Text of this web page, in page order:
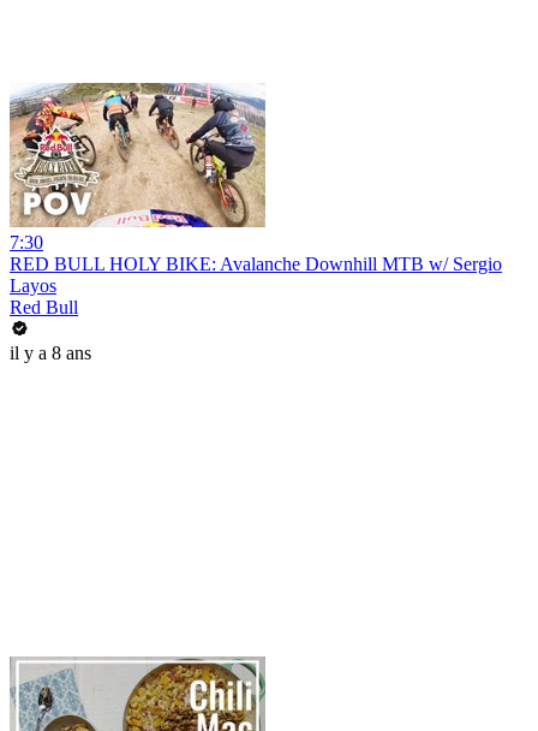
7:30
RED BULL HOLY BIKE: Avalanche Downhill MTB w/ Sergio
Layos
Red Bull
il y a 8 ans